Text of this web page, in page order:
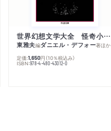
世界幻想文学大全 怪奇小説精華
東雅夫編ダニエル・デフォー著ほか
定価:1,650円 （10％税込み）
ISBN:978-4-480-43012-0